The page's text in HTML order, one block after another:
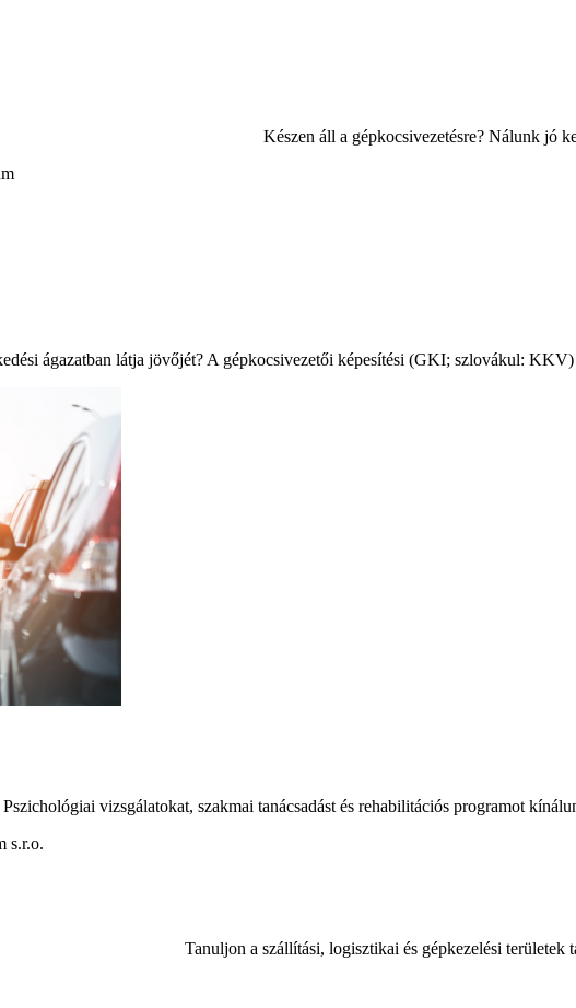
Készen áll a gépkocsivezetésre? Nálunk jó
ágazatban látja jövőjét? A gépkocsivezetői képesítési (GKI; szlovákul:
Pszichológiai vizsgálatokat, szakmai tanácsadást és rehabilitációs programot
Tanuljon a szállítási, logisztikai és gépkezelési területek